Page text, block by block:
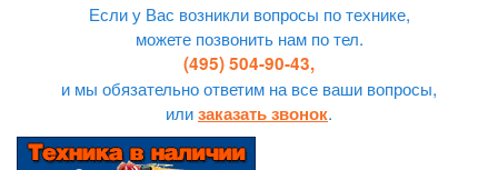
Если у Вас возникли вопросы по технике,
можете позвонить нам по тел.
(495) 504-90-43,
и мы обязательно ответим на все ваши вопросы,
илизаказать звонок.